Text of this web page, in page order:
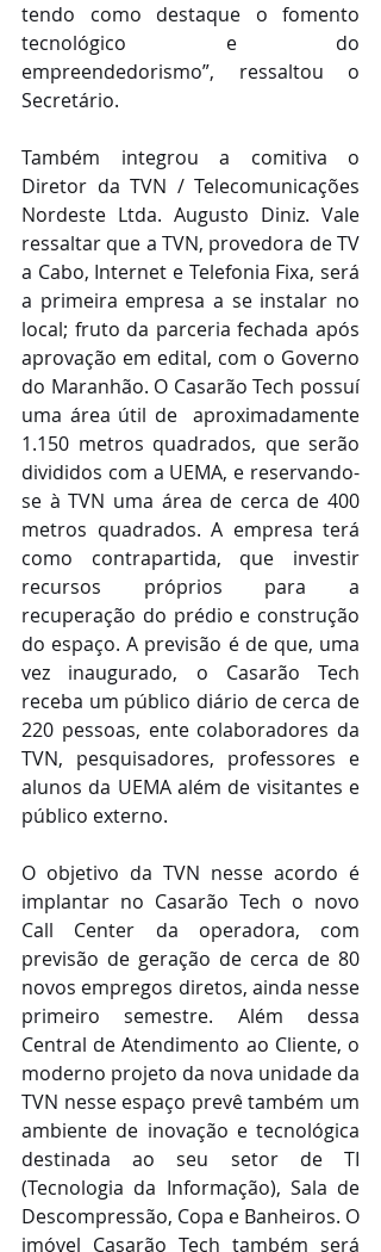
tendo como destaque o fomento
tecnológico e do
empreendedorismo”, ressaltou o
Secretário.
Também integrou a comitiva o
Diretor da TVN / Telecomunicações
Nordeste Ltda. Augusto Diniz. Vale
ressaltar que a TVN, provedora de TV
a Cabo, Internet e Telefonia Fixa, será
a primeira empresa a se instalar no
local; fruto da parceria fechada após
aprovação em edital, com o Governo
do Maranhão. O Casarão Tech possuí
uma área útil de  aproximadamente
1.150 metros quadrados, que serão
divididos com a UEMA, e reservando-
se à TVN uma área de cerca de 400
metros quadrados. A empresa terá
como contrapartida, que investir
recursos próprios para a
recuperação do prédio e construção
do espaço. A previsão é de que, uma
vez inaugurado, o Casarão Tech
receba um público diário de cerca de
220 pessoas, ente colaboradores da
TVN, pesquisadores, professores e
alunos da UEMA além de visitantes e
público externo.
O objetivo da TVN nesse acordo é
implantar no Casarão Tech o novo
Call Center da operadora, com
previsão de geração de cerca de 80
novos empregos diretos, ainda nesse
primeiro semestre. Além dessa
Central de Atendimento ao Cliente, o
moderno projeto da nova unidade da
TVN nesse espaço prevê também um
ambiente de inovação e tecnológica
destinada ao seu setor de TI
(Tecnologia da Informação), Sala de
Descompressão, Copa e Banheiros. O
imóvel Casarão Tech também será